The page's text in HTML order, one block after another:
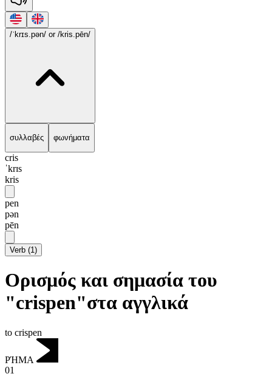
/ˈkrɪs.pən/ or /kris.pēn/
συλλαβές φωνήματα
cris
ˈkrɪs
kris
pen
pən
pēn
Verb (1)
Ορισμός και σημασία του
"crispen"στα αγγλικά
to crispen
ΡΉΜΑ
01